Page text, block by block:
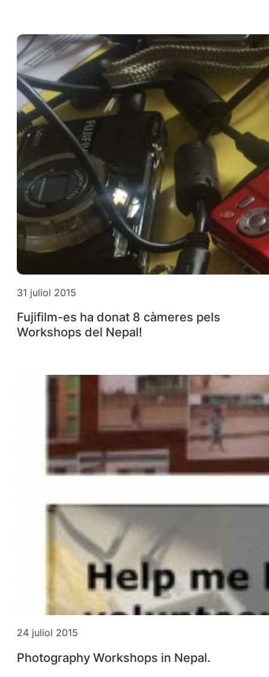
31 juliol 2015
Fujifilm-es ha donat 8 càmeres pels
Workshops del Nepal!
24 juliol 2015
Photography Workshops in Nepal.